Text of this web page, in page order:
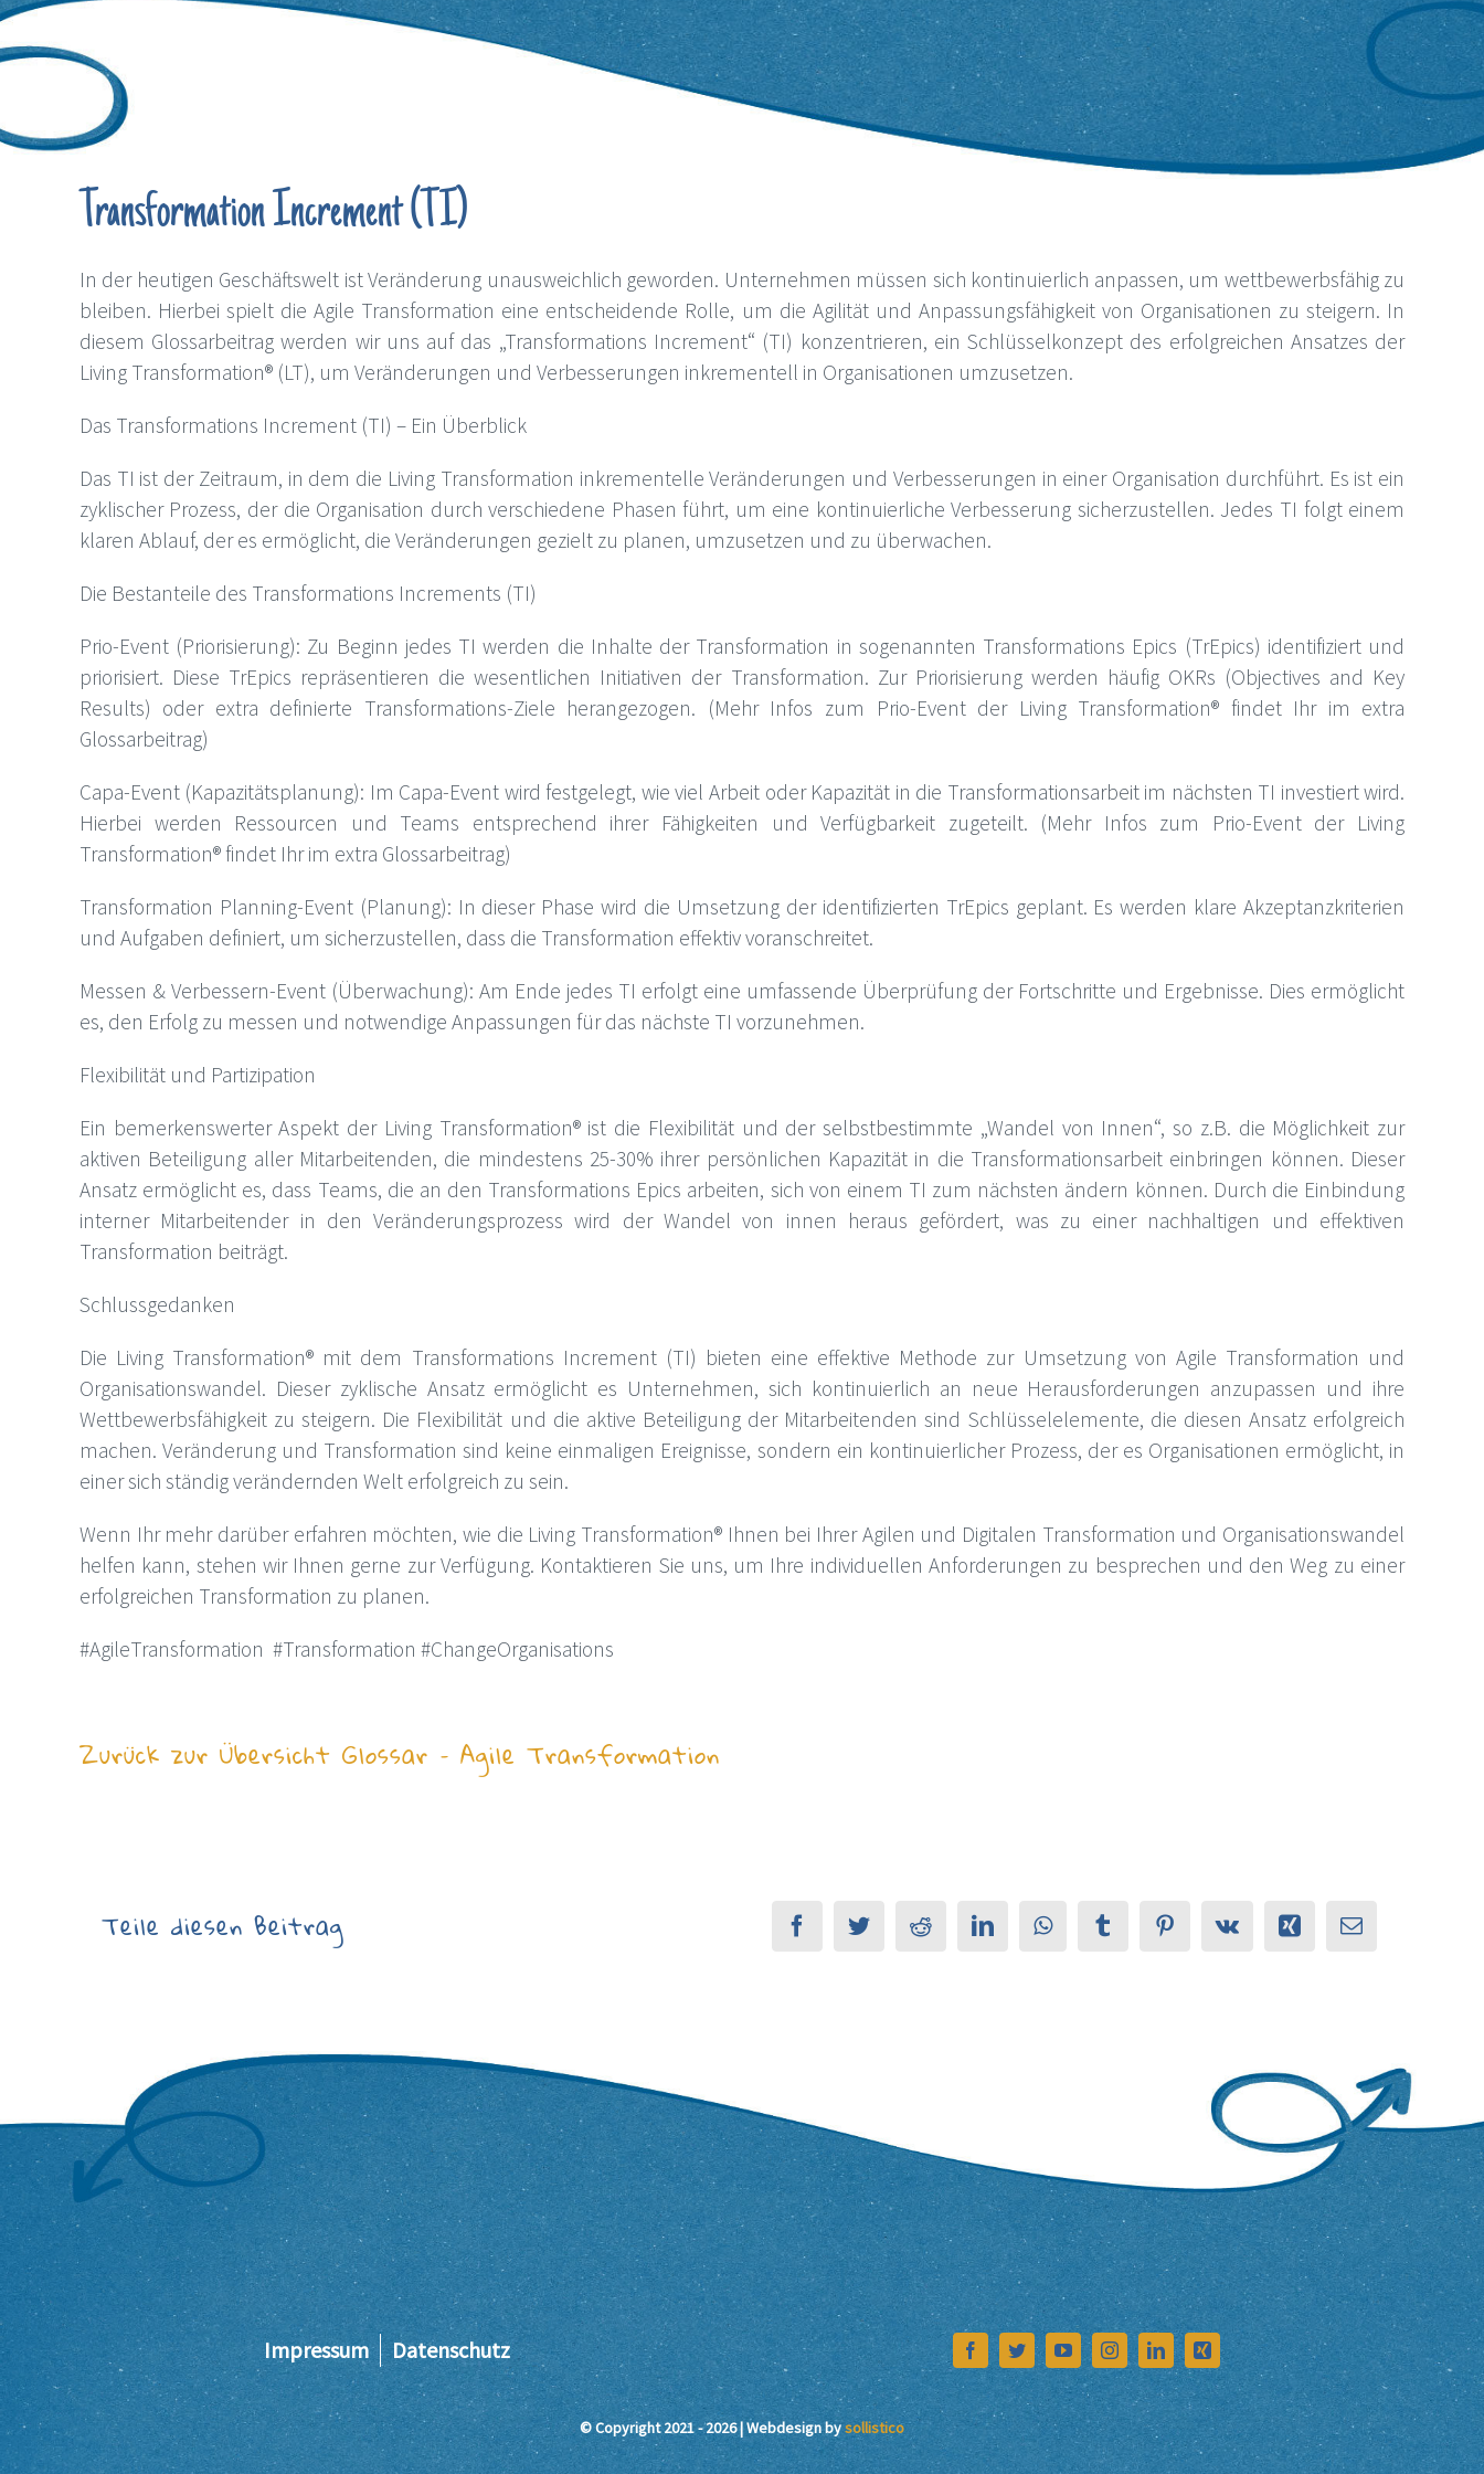
Transformation Increment (TI)
In der heutigen Geschäftswelt ist Veränderung unausweichlich geworden. Unternehmen müssen sich kontinuierlich anpassen, um wettbewerbsfähig zu
bleiben. Hierbei spielt die Agile Transformation eine entscheidende Rolle, um die Agilität und Anpassungsfähigkeit von Organisationen zu steigern. In
diesem Glossarbeitrag werden wir uns auf das „Transformations Increment“ (TI) konzentrieren, ein Schlüsselkonzept des erfolgreichen Ansatzes der
Living Transformation® (LT), um Veränderungen und Verbesserungen inkrementell in Organisationen umzusetzen.
Das Transformations Increment (TI) – Ein Überblick
Das TI ist der Zeitraum, in dem die Living Transformation inkrementelle Veränderungen und Verbesserungen in einer Organisation durchführt. Es ist ein
zyklischer Prozess, der die Organisation durch verschiedene Phasen führt, um eine kontinuierliche Verbesserung sicherzustellen. Jedes TI folgt einem
klaren Ablauf, der es ermöglicht, die Veränderungen gezielt zu planen, umzusetzen und zu überwachen.
Die Bestanteile des Transformations Increments (TI)
Prio-Event (Priorisierung): Zu Beginn jedes TI werden die Inhalte der Transformation in sogenannten Transformations Epics (TrEpics) identifiziert und
priorisiert. Diese TrEpics repräsentieren die wesentlichen Initiativen der Transformation. Zur Priorisierung werden häufig OKRs (Objectives and Key
Results) oder extra definierte Transformations-Ziele herangezogen. (Mehr Infos zum Prio-Event der Living Transformation® findet Ihr im extra
Glossarbeitrag)
Capa-Event (Kapazitätsplanung): Im Capa-Event wird festgelegt, wie viel Arbeit oder Kapazität in die Transformationsarbeit im nächsten TI investiert wird.
Hierbei werden Ressourcen und Teams entsprechend ihrer Fähigkeiten und Verfügbarkeit zugeteilt. (Mehr Infos zum Prio-Event der Living
Transformation® findet Ihr im extra Glossarbeitrag)
Transformation Planning-Event (Planung): In dieser Phase wird die Umsetzung der identifizierten TrEpics geplant. Es werden klare Akzeptanzkriterien
und Aufgaben definiert, um sicherzustellen, dass die Transformation effektiv voranschreitet.
Messen & Verbessern-Event (Überwachung): Am Ende jedes TI erfolgt eine umfassende Überprüfung der Fortschritte und Ergebnisse. Dies ermöglicht
es, den Erfolg zu messen und notwendige Anpassungen für das nächste TI vorzunehmen.
Flexibilität und Partizipation
Ein bemerkenswerter Aspekt der Living Transformation® ist die Flexibilität und der selbstbestimmte „Wandel von Innen“, so z.B. die Möglichkeit zur
aktiven Beteiligung aller Mitarbeitenden, die mindestens 25-30% ihrer persönlichen Kapazität in die Transformationsarbeit einbringen können. Dieser
Ansatz ermöglicht es, dass Teams, die an den Transformations Epics arbeiten, sich von einem TI zum nächsten ändern können. Durch die Einbindung
interner Mitarbeitender in den Veränderungsprozess wird der Wandel von innen heraus gefördert, was zu einer nachhaltigen und effektiven
Transformation beiträgt.
Schlussgedanken
Die Living Transformation® mit dem Transformations Increment (TI) bieten eine effektive Methode zur Umsetzung von Agile Transformation und
Organisationswandel. Dieser zyklische Ansatz ermöglicht es Unternehmen, sich kontinuierlich an neue Herausforderungen anzupassen und ihre
Wettbewerbsfähigkeit zu steigern. Die Flexibilität und die aktive Beteiligung der Mitarbeitenden sind Schlüsselelemente, die diesen Ansatz erfolgreich
machen. Veränderung und Transformation sind keine einmaligen Ereignisse, sondern ein kontinuierlicher Prozess, der es Organisationen ermöglicht, in
einer sich ständig verändernden Welt erfolgreich zu sein.
Wenn Ihr mehr darüber erfahren möchten, wie die Living Transformation® Ihnen bei Ihrer Agilen und Digitalen Transformation und Organisationswandel
helfen kann, stehen wir Ihnen gerne zur Verfügung. Kontaktieren Sie uns, um Ihre individuellen Anforderungen zu besprechen und den Weg zu einer
erfolgreichen Transformation zu planen.
#AgileTransformation #Transformation #ChangeOrganisations
Zurück zur Übersicht Glossar – Agile Transformation
Teile diesen Beitrag
Impressum Datenschutz
© Copyright 2021 - 2026 | Webdesign bysollistico